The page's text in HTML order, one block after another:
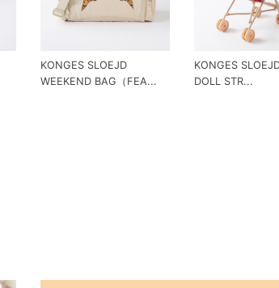
KONGES SLOEJD
WEEKEND BAG（FEA...
KONGES
DOLL STR...